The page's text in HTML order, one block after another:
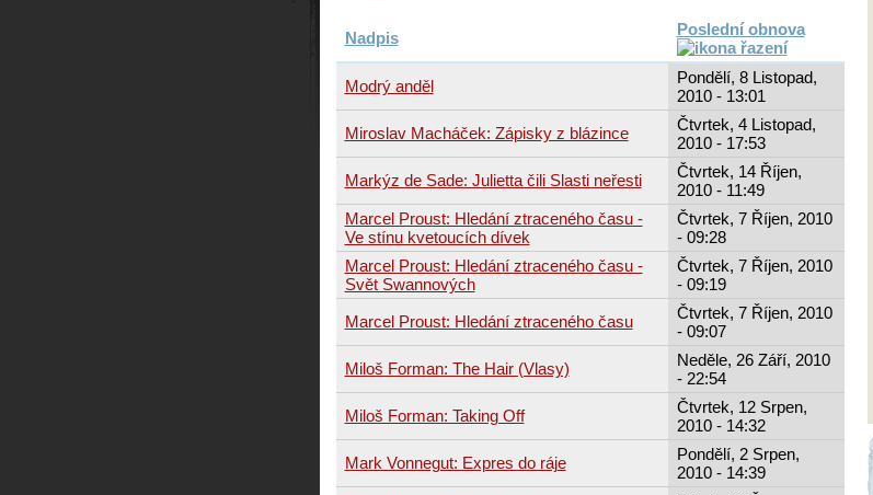
Nadpis Poslední obnova
Modrý anděl
Pondělí, 8 Listopad,
2010 - 13:01
Miroslav Macháček: Zápisky z blázince
Čtvrtek, 4 Listopad,
2010 - 17:53
Markýz de Sade: Julietta čili Slasti neřesti
Čtvrtek, 14 Říjen,
2010 - 11:49
Marcel Proust: Hledání ztraceného času -
Ve stínu kvetoucích dívek
Čtvrtek, 7 Říjen, 2010
- 09:28
Marcel Proust: Hledání ztraceného času -
Svět Swannových
Čtvrtek, 7 Říjen, 2010
- 09:19
Marcel Proust: Hledání ztraceného času
Čtvrtek, 7 Říjen, 2010
- 09:07
Miloš Forman: The Hair (Vlasy)
Neděle, 26 Září, 2010
- 22:54
Miloš Forman: Taking Off
Čtvrtek, 12 Srpen,
2010 - 14:32
Mark Vonnegut: Expres do ráje
Pondělí, 2 Srpen,
2010 - 14:39